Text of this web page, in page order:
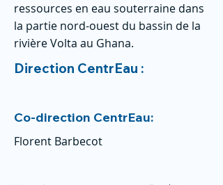
ressources en eau souterraine dans
la partie nord-ouest du bassin de la
rivière Volta au Ghana.
Direction CentrEau :
Co-direction CentrEau:
Florent Barbecot